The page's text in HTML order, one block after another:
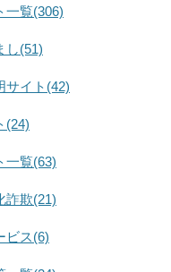
一覧(306)
し(51)
サイト(42)
(24)
一覧(63)
詐欺(21)
ビス(6)